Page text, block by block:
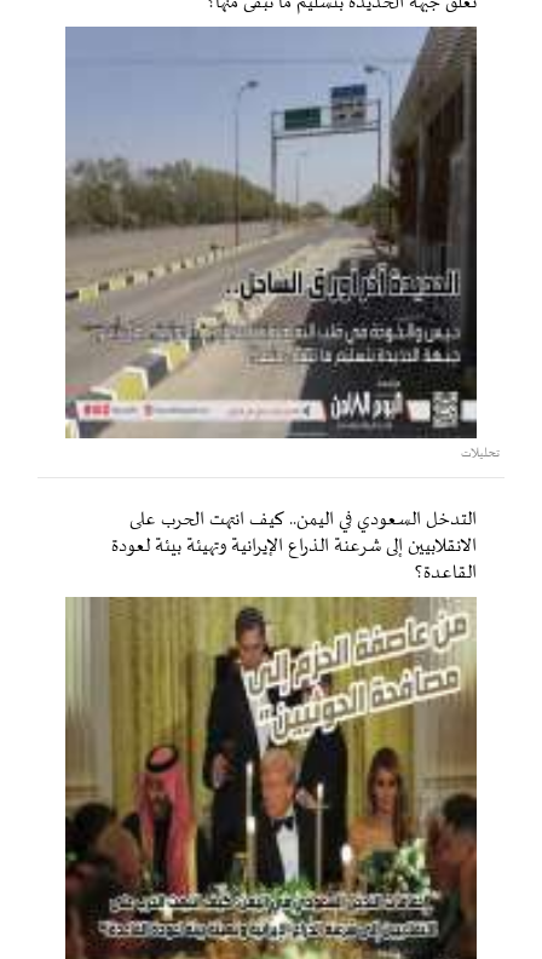
تحليلات
التدخل السعودي في اليمن.. كيف انتهت الحرب على
الانقلابيين إلى شرعنة الذراع الإيرانية وتهيئة بيئة لعودة
القاعدة؟